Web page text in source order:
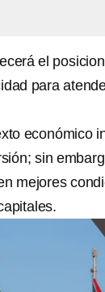
el
para
económico
sin
mejores